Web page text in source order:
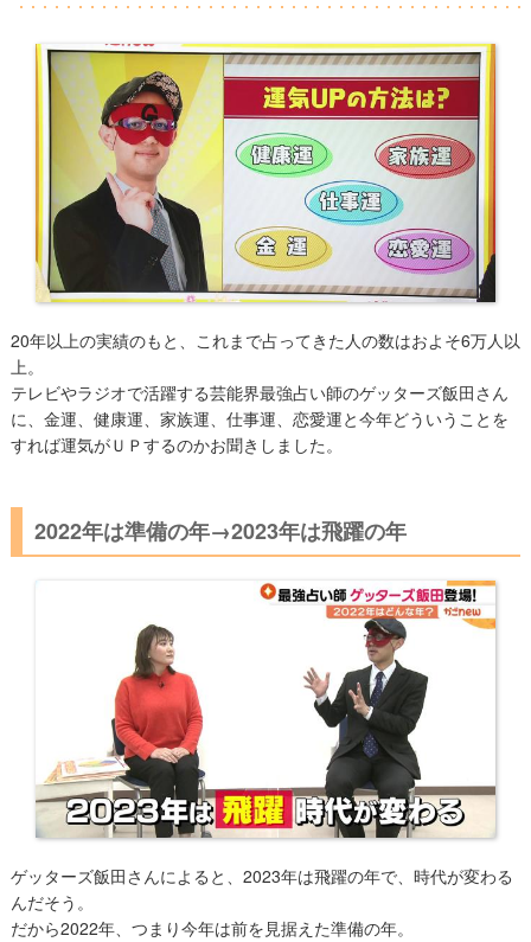
20年以上の実績のもと、これまで占ってきた人の数はおよそ6万人以
上。
テレビやラジオで活躍する芸能界最強占い師のゲッターズ飯田さん
に、金運、健康運、家族運、仕事運、恋愛運と今年どういうことを
すれば運気がＵＰするのかお聞きしました。
2022年は準備の年→2023年は飛躍の年
ゲッターズ飯田さんによると、2023年は飛躍の年で、時代が変わる
んだそう。
だから2022年、つまり今年は前を見据えた準備の年。